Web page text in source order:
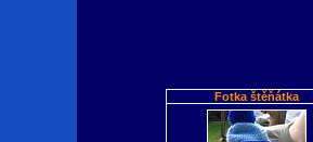
Fotka štěňátka